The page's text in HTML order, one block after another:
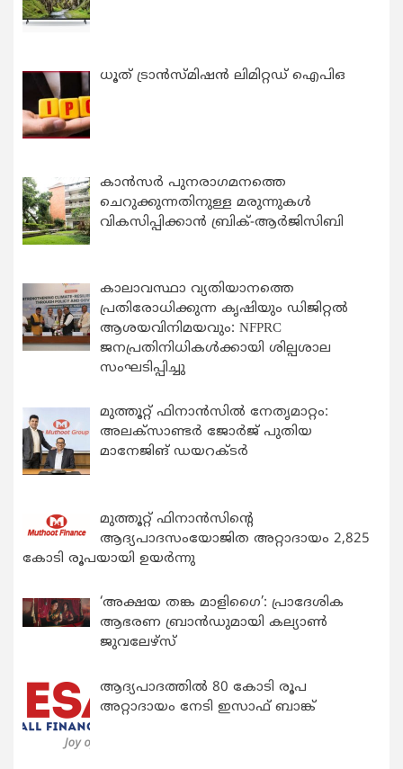
ധൂത് ട്രാൻസ്മിഷൻ ലിമിറ്റഡ് ഐപിഒ
കാന്‍സര്‍ പുനരാഗമനത്തെ
ചെറുക്കുന്നതിനുള്ള മരുന്നുകള്‍
വികസിപ്പിക്കാന്‍ ബ്രിക്-ആര്‍ജിസിബി
കാലാവസ്ഥാ വ്യതിയാനത്തെ
പ്രതിരോധിക്കുന്ന കൃഷിയും ഡിജിറ്റൽ
ആശയവിനിമയവും: NFPRC
ജനപ്രതിനിധികൾക്കായി ശില്പശാല
സംഘടിപ്പിച്ചു
മുത്തൂറ്റ് ഫിനാൻസിൽ നേതൃമാറ്റം:
അലക്സാണ്ടർ ജോർജ് പുതിയ
മാനേജിങ് ഡയറക്ടർ
മുത്തൂറ്റ് ഫിനാൻസിന്റെ
ആദ്യപാദസംയോജിത അറ്റാദായം 2,825
കോടി രൂപയായി ഉയർന്നു
‘അക്ഷയ തങ്ക മാളിഗൈ’: പ്രാദേശിക
ആഭരണ ബ്രാന്‍ഡുമായി കല്യാണ്‍
ജുവലേഴ്‌സ്
ആദ്യപാദത്തിൽ 80 കോടി രൂപ
അറ്റാദായം നേടി ഇസാഫ് ബാങ്ക്